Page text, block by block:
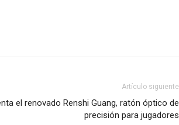
Artículo siguiente
el renovado Renshi Guang, ratón óptico de
precisión para jugadores